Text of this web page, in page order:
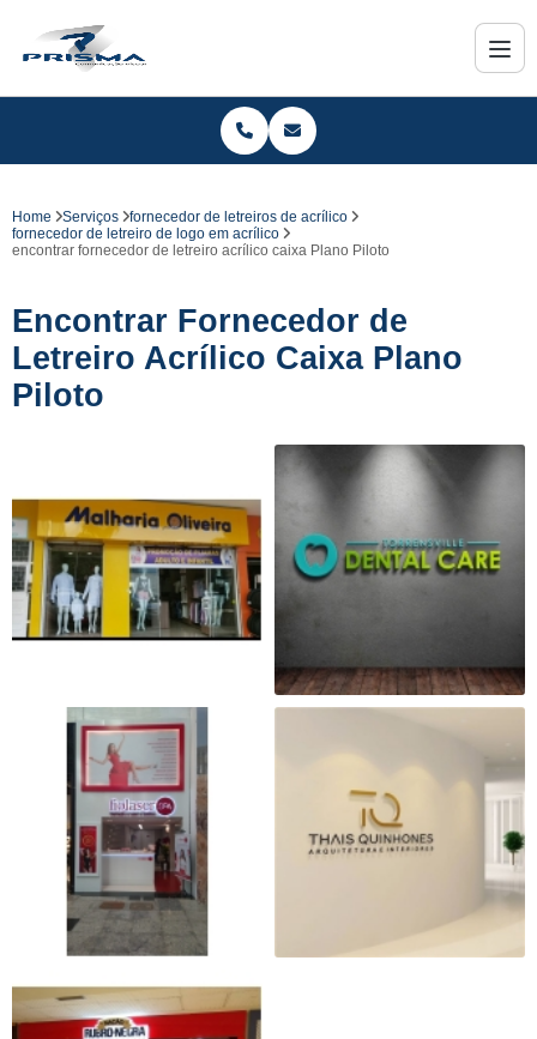
Home Serviços
fornecedor de letreiros de acrílico
fornecedor de letreiro de logo em acrílico
encontrar fornecedor de letreiro acrílico caixa Plano Piloto
Encontrar Fornecedor de
Letreiro Acrílico Caixa Plano
Piloto